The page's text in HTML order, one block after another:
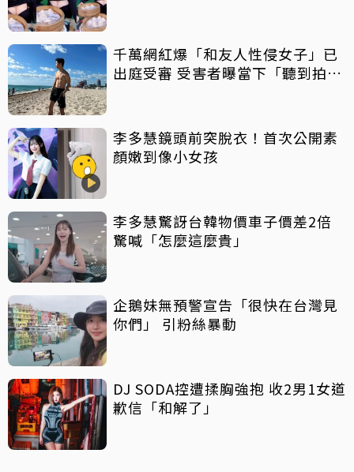
千萬網紅爆「和友人性侵女子」已
出庭受審 受害者曝當下「聽到拍片
李多慧鏡頭前突脫衣！首次公開素
顏嫩到像小女孩
李多慧驚訝台韓物價車子價差2倍
驚喊「怎麼這麼貴」
企鵝妹無預警宣告「很快在台灣見
你們」 引粉絲暴動
DJ SODA控遭揉胸強抱 收2男1女道
歉信「和解了」